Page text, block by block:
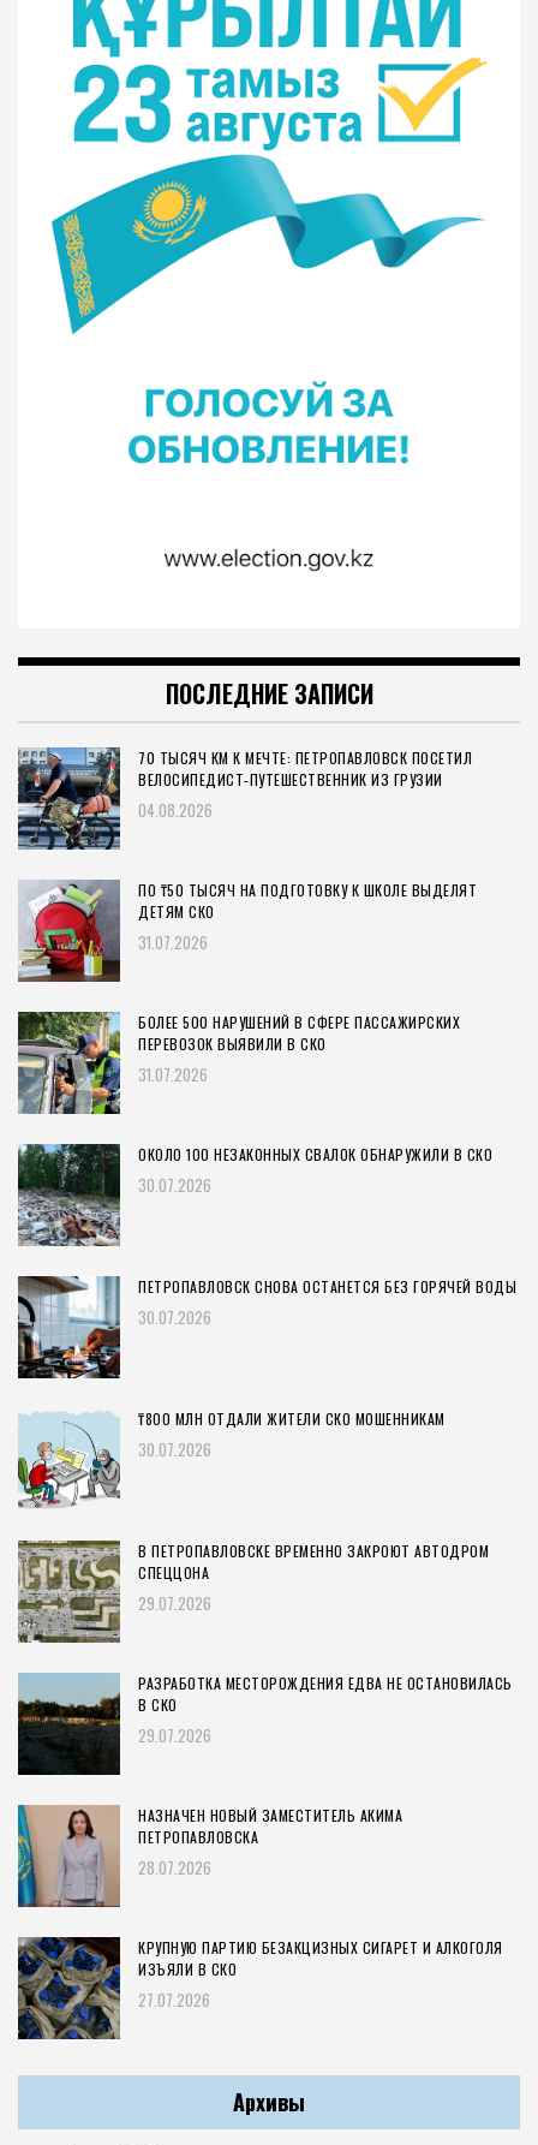
ПОСЛЕДНИЕ ЗАПИСИ
70 ТЫСЯЧ КМ К МЕЧТЕ: ПЕТРОПАВЛОВСК ПОСЕТИЛ
ВЕЛОСИПЕДИСТ-ПУТЕШЕСТВЕННИК ИЗ ГРУЗИИ
04.08.2026
ПО ₸50 ТЫСЯЧ НА ПОДГОТОВКУ К ШКОЛЕ ВЫДЕЛЯТ
ДЕТЯМ СКО
31.07.2026
БОЛЕЕ 500 НАРУШЕНИЙ В СФЕРЕ ПАССАЖИРСКИХ
ПЕРЕВОЗОК ВЫЯВИЛИ В СКО
31.07.2026
ОКОЛО 100 НЕЗАКОННЫХ СВАЛОК ОБНАРУЖИЛИ В СКО
30.07.2026
ПЕТРОПАВЛОВСК СНОВА ОСТАНЕТСЯ БЕЗ ГОРЯЧЕЙ ВОДЫ
30.07.2026
₸800 МЛН ОТДАЛИ ЖИТЕЛИ СКО МОШЕННИКАМ
30.07.2026
В ПЕТРОПАВЛОВСКЕ ВРЕМЕННО ЗАКРОЮТ АВТОДРОМ
СПЕЦЦОНА
29.07.2026
РАЗРАБОТКА МЕСТОРОЖДЕНИЯ ЕДВА НЕ ОСТАНОВИЛАСЬ
В СКО
29.07.2026
НАЗНАЧЕН НОВЫЙ ЗАМЕСТИТЕЛЬ АКИМА
ПЕТРОПАВЛОВСКА
28.07.2026
КРУПНУЮ ПАРТИЮ БЕЗАКЦИЗНЫХ СИГАРЕТ И АЛКОГОЛЯ
ИЗЪЯЛИ В СКО
27.07.2026
Архивы